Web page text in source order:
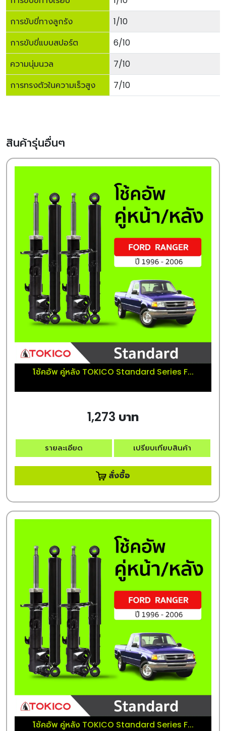
การขับขี่ทางลูกรัง
1/10
การขับขี่แบบสปอร์ต
6/10
ความนุ่มนวล
7/10
การทรงตัวในความเร็วสูง
7/10
สินค้ารุ่นอื่นๆ
โช้คอัพ คู่หลัง TOKICO Standard Series F...
1,273 บาท
รายละเอียด เปรียบเทียบสินค้า
สั่งซื้อ
โช้คอัพ คู่หลัง TOKICO Standard Series F...